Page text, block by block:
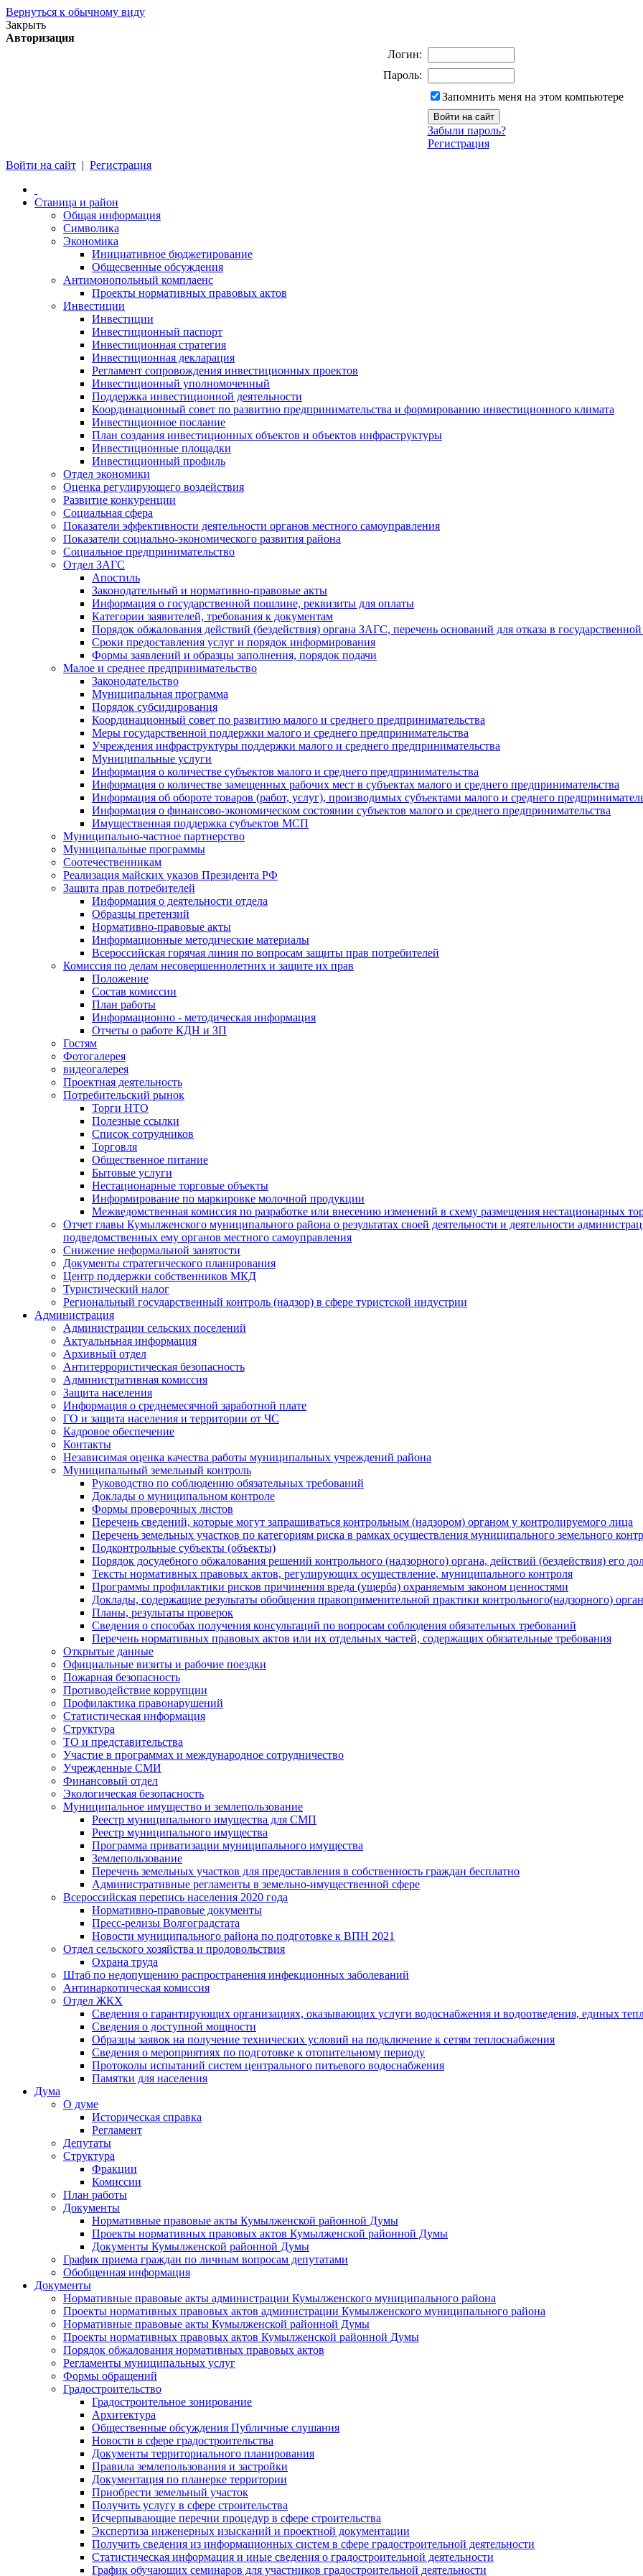
Вернуться к обычному виду
Закрыть
Авторизация
Логин:
Пароль:
Запомнить меня на этом компьютере
Забыли пароль?
Регистрация
Войти на сайт | Регистрация
Станица и район
Общая информация
Символика
Экономика
Инициативное бюджетирование
Общесвенные обсуждения
Антимонопольный комплаенс
Проекты нормативных правовых актов
Инвестиции
Инвестиции
Инвестиционный паспорт
Инвестиционная стратегия
Инвестиционная декларация
Регламент сопровождения инвестиционных проектов
Инвестиционный уполномоченный
Поддержка инвестиционной деятельности
Координационный совет по развитию предпринимательства и формированию инвестиционного климата
Инвестиционное послание
План создания инвестиционных объектов и объектов инфраструктуры
Инвестиционные площадки
Инвестиционный профиль
Отдел экономики
Оценка регулирующего воздействия
Развитие конкуренции
Социальная сфера
Показатели эффективности деятельности органов местного самоуправления
Показатели социально-экономического развития района
Социальное предпринимательство
Отдел ЗАГС
Апостиль
Законодательный и нормативно-правовые акты
Информация о государственной пошлине, реквизиты для оплаты
Категории заявителей, требования к документам
Порядок обжалования действий (бездействия) органа ЗАГС, перечень оснований для отказа в
Сроки предоставления услуг и порядок информирования
Формы заявлений и образцы заполнения, порядок подачи
Малое и среднее предпринимательство
Законодательство
Муниципальная программа
Порядок субсидирования
Координационный совет по развитию малого и среднего предпринимательства
Меры государственной поддержки малого и среднего предпринимательства
Учреждения инфраструктуры поддержки малого и среднего предпринимательства
Муниципальные услуги
Информация о количестве субъектов малого и среднего предпринимательства
Информация о количестве замещенных рабочих мест в субъектах малого и среднего предпринимательства
Информация об обороте товаров (работ, услуг), производимых субъектами малого и среднего
Информация о финансово-экономическом состоянии субъектов малого и среднего предпринимательства
Имущественная поддержка субъектов МСП
Муниципально-частное партнерство
Муниципальные программы
Соотечественникам
Реализация майских указов Президента РФ
Защита прав потребителей
Информация о деятельности отдела
Образцы претензий
Нормативно-правовые акты
Информационные методические материалы
Всероссийская горячая линия по вопросам защиты прав потребителей
Комиссия по делам несовершеннолетних и защите их прав
Положение
Состав комиссии
План работы
Информационно - методическая информация
Отчеты о работе КДН и ЗП
Гостям
Фотогалерея
видеогалерея
Проектная деятельность
Потребительский рынок
Торги НТО
Полезные ссылки
Список сотрудников
Торговля
Общественное питание
Бытовые услуги
Нестационарные торговые объекты
Информирование по маркировке молочной продукции
Межведомственная комиссия по разработке или внесению изменений в схему размещения нестационарных
Отчет главы Кумылженского муниципального района о результатах своей деятельности и деятельности
подведомственных ему органов местного самоуправления
Снижение неформальной занятости
Документы стратегического планирования
Центр поддержки собственников МКД
Туристический налог
Региональный государственный контроль (надзор) в сфере туристской индустрии
Администрация
Администрации сельских поселений
Актуальньная информация
Архивный отдел
Антитеррористическая безопасность
Административная комиссия
Защита населения
Информация о среднемесячной заработной плате
ГО и защита населения и территории от ЧС
Кадровое обеспечение
Контакты
Независимая оценка качества работы муниципальных учреждений района
Муниципальный земельный контроль
Руководство по соблюдению обязательных требований
Доклады о муниципальном контроле
Формы проверочных листов
Перечень сведений, которые могут запрашиваться контрольным (надзором) органом у контролируемого лица
Перечень земельных участков по категориям риска в рамках осуществления муниципального земельного
Подконтрольные субъекты (объекты)
Порядок досудебного обжалования решений контрольного (надзорного) органа, действий (бездействия) его
Тексты нормативных правовых актов, регулирующих осуществление, муниципального контроля
Программы профилактики рисков причинения вреда (ущерба) охраняемым законом ценностями
Доклады, содержащие результаты обобщения правоприменительной практики контрольного(надзорного)
Планы, результаты проверок
Сведения о способах получения консультаций по вопросам соблюдения обязательных требований
Перечень нормативных правовых актов или их отдельных частей, содержащих обязательные требования
Открытые данные
Официальные визиты и рабочие поездки
Пожарная безопасность
Противодействие коррупции
Профилактика правонарушений
Статистическая информация
Структура
ТО и представительства
Участие в программах и международное сотрудничество
Учрежденные СМИ
Финансовый отдел
Экологическая безопасность
Муниципальное имущество и землепользование
Реестр муниципального имущества для СМП
Реестр муниципального имущества
Программа приватизации муниципального имущества
Землепользование
Перечень земельных участков для предоставления в собственность граждан бесплатно
Административные регламенты в земельно-имущественной сфере
Всероссийская перепись населения 2020 года
Нормативно-правовые документы
Пресс-релизы Волгоградстата
Новости муниципального района по подготовке к ВПН 2021
Отдел сельского хозяйства и продовольствия
Охрана труда
Штаб по недопущению распространения инфекционных заболеваний
Антинаркотическая комиссия
Отдел ЖКХ
Сведения о гарантирующих организациях, оказывающих услуги водоснабжения и водоотведения, единых
Сведения о доступной мощности
Образцы заявок на получение технических условий на подключение к сетям теплоснабжения
Сведения о мероприятиях по подготовке к отопительному периоду
Протоколы испытаний систем центрального питьевого водоснабжения
Памятки для населения
Дума
О думе
Историческая справка
Регламент
Депутаты
Структура
Фракции
Комиссии
План работы
Документы
Нормативные правовые акты Кумылженской районной Думы
Проекты нормативных правовых актов Кумылженской районной Думы
Документы Кумылженской районной Думы
График приема граждан по личным вопросам депутатами
Обобщенная информация
Документы
Нормативные правовые акты администрации Кумылженского муниципального района
Проекты нормативных правовых актов администрации Кумылженского муниципального района
Нормативные правовые акты Кумылженской районной Думы
Проекты нормативных правовых актов Кумылженской районной Думы
Порядок обжалования нормативных правовых актов
Регламенты муниципальных услуг
Формы обращений
Градостроительство
Градостроительное зонирование
Архитектура
Общественные обсуждения Публичные слушания
Новости в сфере градостроительства
Документы территориального планирования
Правила землепользования и застройки
Документация по планерке территории
Приобрести земельный участок
Получить услугу в сфере строительства
Исчерпывающие перечни процедур в сфере строительства
Экспертиза инженерных изысканий и проектной документации
Получить сведения из информационных систем в сфере градостроительной деятельности
Статистическая информация и иные сведения о градостроительной деятельности
График обучающих семинаров для участников градостроительной деятельности